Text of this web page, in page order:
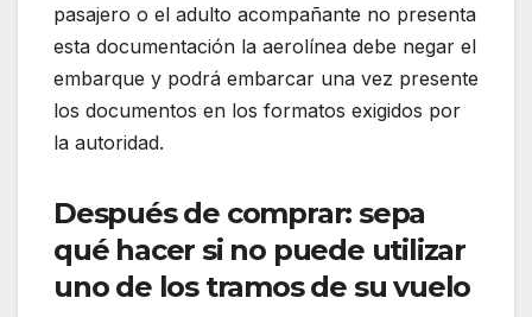
pasajero o el adulto acompañante no presenta
esta documentación la aerolínea debe negar el
embarque y podrá embarcar una vez presente
los documentos en los formatos exigidos por
la autoridad.
Después de comprar: sepa
qué hacer si no puede utilizar
uno de los tramos de su vuelo